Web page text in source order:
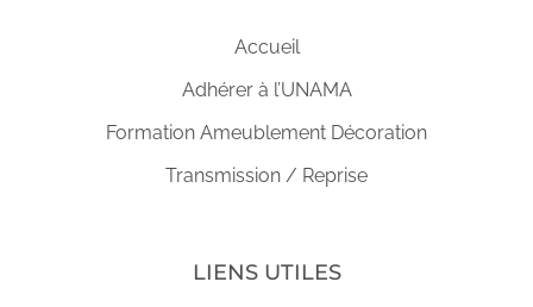
Accueil
Adhérer à l’UNAMA
Formation Ameublement Décoration
Transmission / Reprise
LIENS UTILES